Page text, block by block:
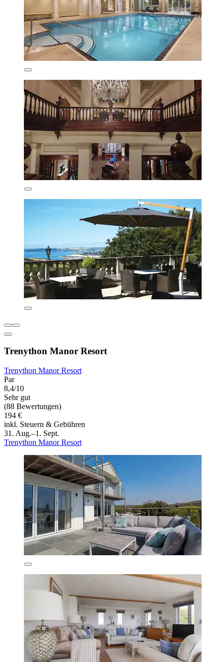
Trenython Manor Resort
Trenython Manor Resort
Par
8,4/10
Sehr gut
(88 Bewertungen)
194 €
inkl. Steuern & Gebühren
31. Aug.–1. Sept.
Trenython Manor Resort